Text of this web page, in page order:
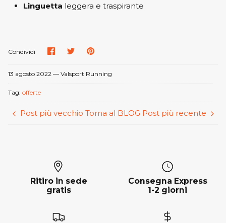
Linguetta leggera e traspirante
Condividi CondividiCondividiCondividi
13 agosto 2022 — Valsport Running
Tag: offerte
Post più vecchio Torna al BLOG Post più recente
Ritiro in sede
gratis
Consegna Express
1-2 giorni